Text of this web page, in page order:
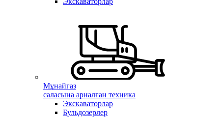
Мұнайгаз
саласына арналған техника
Экскаваторлар
Бульдозерлер